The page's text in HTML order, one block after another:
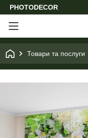
PHOTODECOR
Товари та послуги